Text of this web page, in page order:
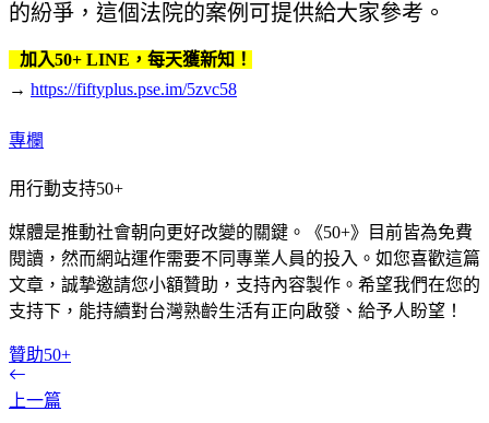
的紛爭，這個法院的案例可提供給大家參考。
加入50+ LINE，每天獲新知！
→ https://fiftyplus.pse.im/5zvc58
專欄
用行動支持50+
媒體是推動社會朝向更好改變的關鍵。《50+》目前皆為免費
閱讀，然而網站運作需要不同專業人員的投入。如您喜歡這篇
文章，誠摯邀請您小額贊助，支持內容製作。希望我們在您的
支持下，能持續對台灣熟齡生活有正向啟發、給予人盼望！
贊助50+
上一篇